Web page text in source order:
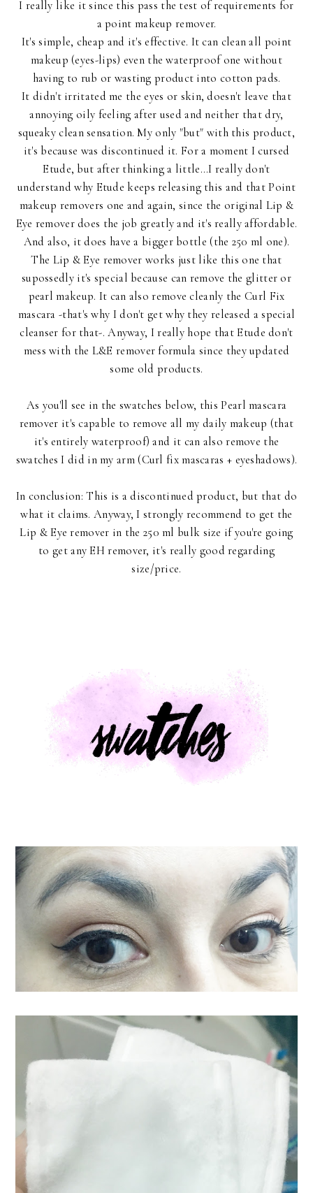
I really like it since this pass the test of requirements for
a point makeup remover.
It's simple, cheap and it's effective. It can clean all point
makeup (eyes-lips) even the waterproof one without
having to rub or wasting product into cotton pads.
It didn't irritated me the eyes or skin, doesn't leave that
annoying oily feeling after used and neither that dry,
squeaky clean sensation. My only "but" with this product,
it's because was discontinued it. For a moment I cursed
Etude, but after thinking a little...I really don't
understand why Etude keeps releasing this and that Point
makeup removers one and again, since the original Lip &
Eye remover does the job greatly and it's really affordable.
And also, it does have a bigger bottle (the 250 ml one).
The Lip & Eye remover works just like this one that
supossedly it's special because can remove the glitter or
pearl makeup. It can also remove cleanly the Curl Fix
mascara -that's why I don't get why they released a special
cleanser for that-. Anyway, I really hope that Etude don't
mess with the L&E remover formula since they updated
some old products.
As you'll see in the swatches below, this Pearl mascara
remover it's capable to remove all my daily makeup (that
it's entirely waterproof) and it can also remove the
swatches I did in my arm (Curl fix mascaras + eyeshadows).
In conclusion: This is a discontinued product, but that do
what it claims. Anyway, I strongly recommend to get the
Lip & Eye remover in the 250 ml bulk size if you're going
to get any EH remover, it's really good regarding
size/price.